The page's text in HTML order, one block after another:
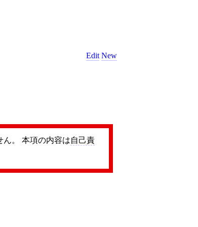
Edit New
ん。 本項の内容は自己責